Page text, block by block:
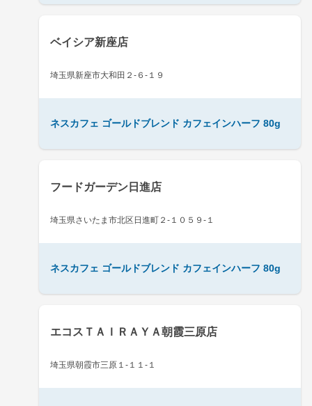
ベイシア新座店
埼玉県新座市大和田２-６-１９
ネスカフェ ゴールドブレンド カフェインハーフ 80g
フードガーデン日進店
埼玉県さいたま市北区日進町２-１０５９-１
ネスカフェ ゴールドブレンド カフェインハーフ 80g
エコスＴＡＩＲＡＹＡ朝霞三原店
埼玉県朝霞市三原１-１１-１